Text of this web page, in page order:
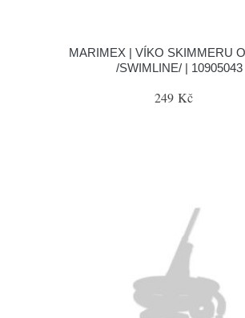
MARIMEX | VÍKO SKIMMERU
/SWIMLINE/ | 10905043
249 Kč